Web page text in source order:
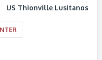
US Thionville Lusitanos